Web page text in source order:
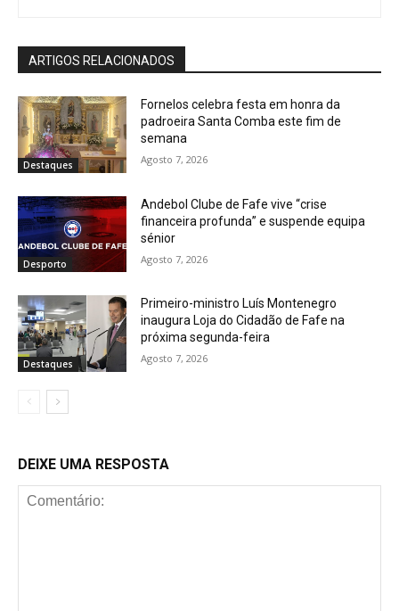
ARTIGOS RELACIONADOS
Destaques
Fornelos celebra festa em honra da
padroeira Santa Comba este fim de
semana
Agosto 7, 2026
Desporto
Andebol Clube de Fafe vive “crise
financeira profunda” e suspende equipa
sénior
Agosto 7, 2026
Destaques
Primeiro-ministro Luís Montenegro
inaugura Loja do Cidadão de Fafe na
próxima segunda-feira
Agosto 7, 2026
DEIXE UMA RESPOSTA